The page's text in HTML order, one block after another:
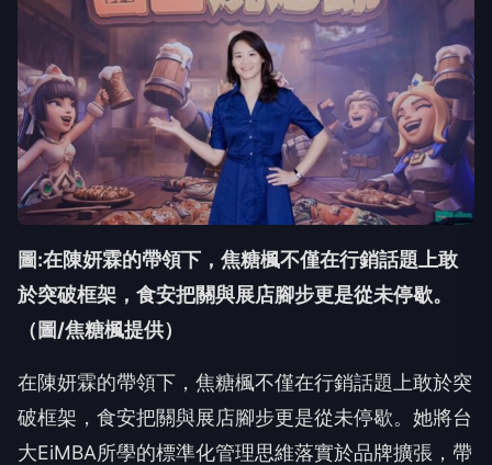
圖:在陳妍霖的帶領下，焦糖楓不僅在行銷話題上敢
於突破框架，食安把關與展店腳步更是從未停歇。
（圖/焦糖楓提供）
在陳妍霖的帶領下，焦糖楓不僅在行銷話題上敢於突
破框架，食安把關與展店腳步更是從未停歇。她將台
大EiMBA所學的標準化管理思維落實於品牌擴張，帶